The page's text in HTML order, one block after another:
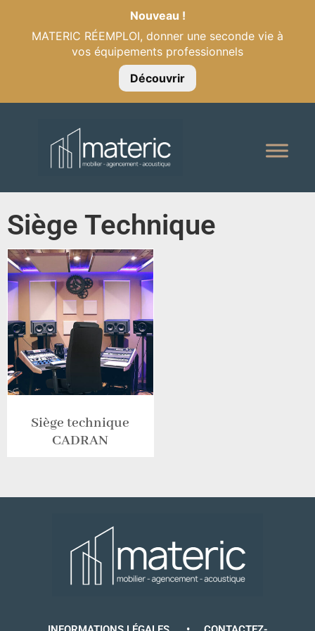
Nouveau !
MATERIC RÉEMPLOI, donner une seconde vie à
vos équipements professionnels
Découvrir
Siège Technique
Siège technique
CADRAN